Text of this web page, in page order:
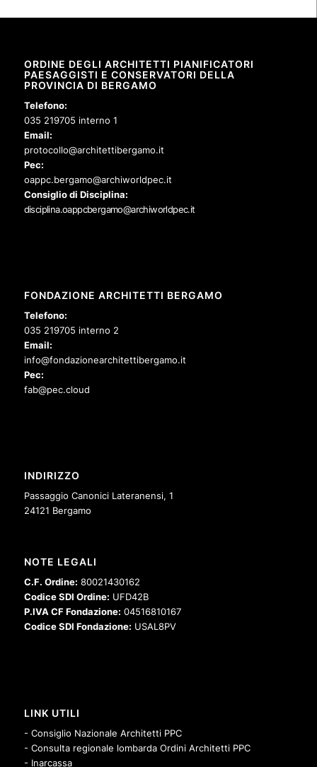
ORDINE DEGLI ARCHITETTI PIANIFICATORI
PAESAGGISTI E CONSERVATORI DELLA
PROVINCIA DI BERGAMO
Telefono:
035 219705 interno 1
Email:
protocollo@architettibergamo.it
Pec:
oappc.bergamo@archiworldpec.it
Consiglio di Disciplina:
disciplina.oappcbergamo@archiworldpec.it
FONDAZIONE ARCHITETTI BERGAMO
Telefono:
035 219705 interno 2
Email:
info@fondazionearchitettibergamo.it
Pec:
fab@pec.cloud
INDIRIZZO
Passaggio Canonici Lateranensi, 1
24121 Bergamo
NOTE LEGALI
C.F. Ordine: 80021430162
Codice SDI Ordine: UFD42B
P.IVA CF Fondazione: 04516810167
Codice SDI Fondazione: USAL8PV
LINK UTILI
- Consiglio Nazionale Architetti PPC
- Consulta regionale lombarda Ordini Architetti PPC
- Inarcassa